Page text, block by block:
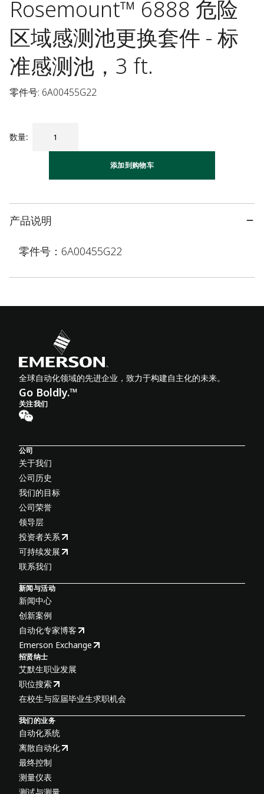
Rosemount™ 6888 危险
区域感测池更换套件 - 标
准感测池，3 ft.
零件号: 6A00455G22
数量:
添加到购物车
产品说明
零件号：6A00455G22
全球自动化领域的先进企业，致力于构建自主化的未来。
Go Boldly.™
关注我们
公司
关于我们
公司历史
我们的目标
公司荣誉
领导层
投资者关系
可持续发展
联系我们
新闻与活动
新闻中心
创新案例
自动化专家博客
Emerson Exchange
招贤纳士
艾默生职业发展
职位搜索
在校生与应届毕业生求职机会
我们的业务
自动化系统
离散自动化
最终控制
测量仪表